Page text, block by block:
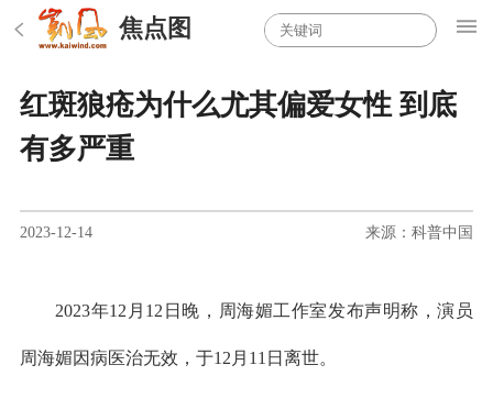
焦点图
红斑狼疮为什么尤其偏爱女性 到底
有多严重
2023-12-14 来源：科普中国
2023年12月12日晚，周海媚工作室发布声明称，演员
周海媚因病医治无效，于12月11日离世。